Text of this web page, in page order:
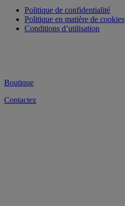
Politique de confidentialité
Politique en matière de cookies
Conditions d’utilisation
Boutique
Contactez